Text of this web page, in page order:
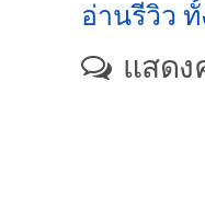
อ่านรีวิว
แสดง